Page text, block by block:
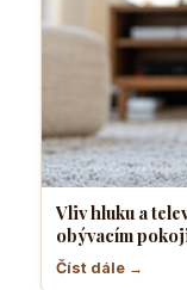
Vliv hluku a
obývacím
Číst dále →